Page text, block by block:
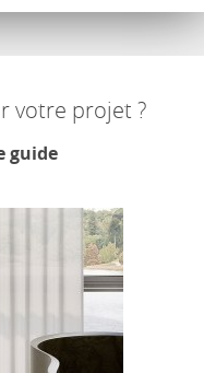
votre projet ?
guide